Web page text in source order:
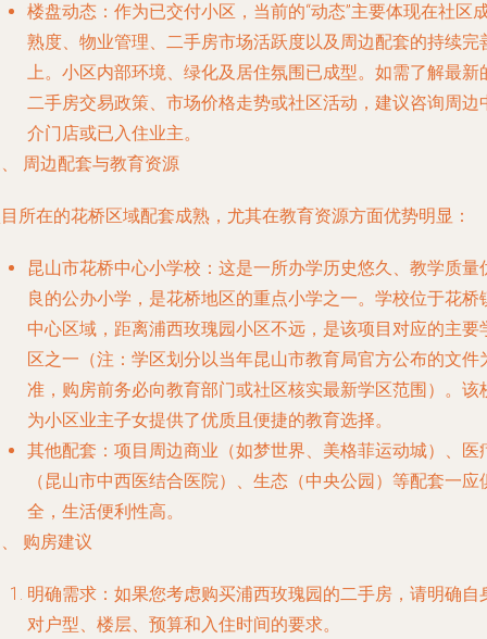
楼盘动态 ：作为已交付小区，当前的“动态”主要体现在社区
熟度、物业管理、二手房市场活跃度以及周边配套的持续完
上。小区内部环境、绿化及居住氛围已成型。如需了解最新
二手房交易政策、市场价格走势或社区活动，建议咨询周边
介门店或已入住业主。
周边配套与教育资源
所在的花桥区域配套成熟，尤其在教育资源方面优势明显：
昆山市花桥中心小学校 ：这是一所办学历史悠久、教学质量
良的公办小学，是花桥地区的重点小学之一。学校位于花桥
中心区域，距离浦西玫瑰园小区不远， 是该项目对应的主要
区之一 （注：学区划分以当年昆山市教育局官方公布的文件
准，购房前务必向教育部门或社区核实最新学区范围）。该
为小区业主子女提供了优质且便捷的教育选择。
其他配套 ：项目周边商业（如梦世界、美格菲运动城）、医
（昆山市中西医结合医院）、生态（中央公园）等配套一应
全，生活便利性高。
购房建议
明确需求 ：如果您考虑购买浦西玫瑰园的二手房，请明确自
对户型、楼层、预算和入住时间的要求。